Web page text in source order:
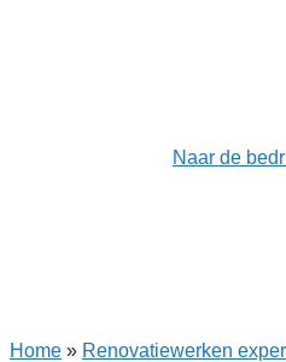
Naar de
Home » Renovatiewerken